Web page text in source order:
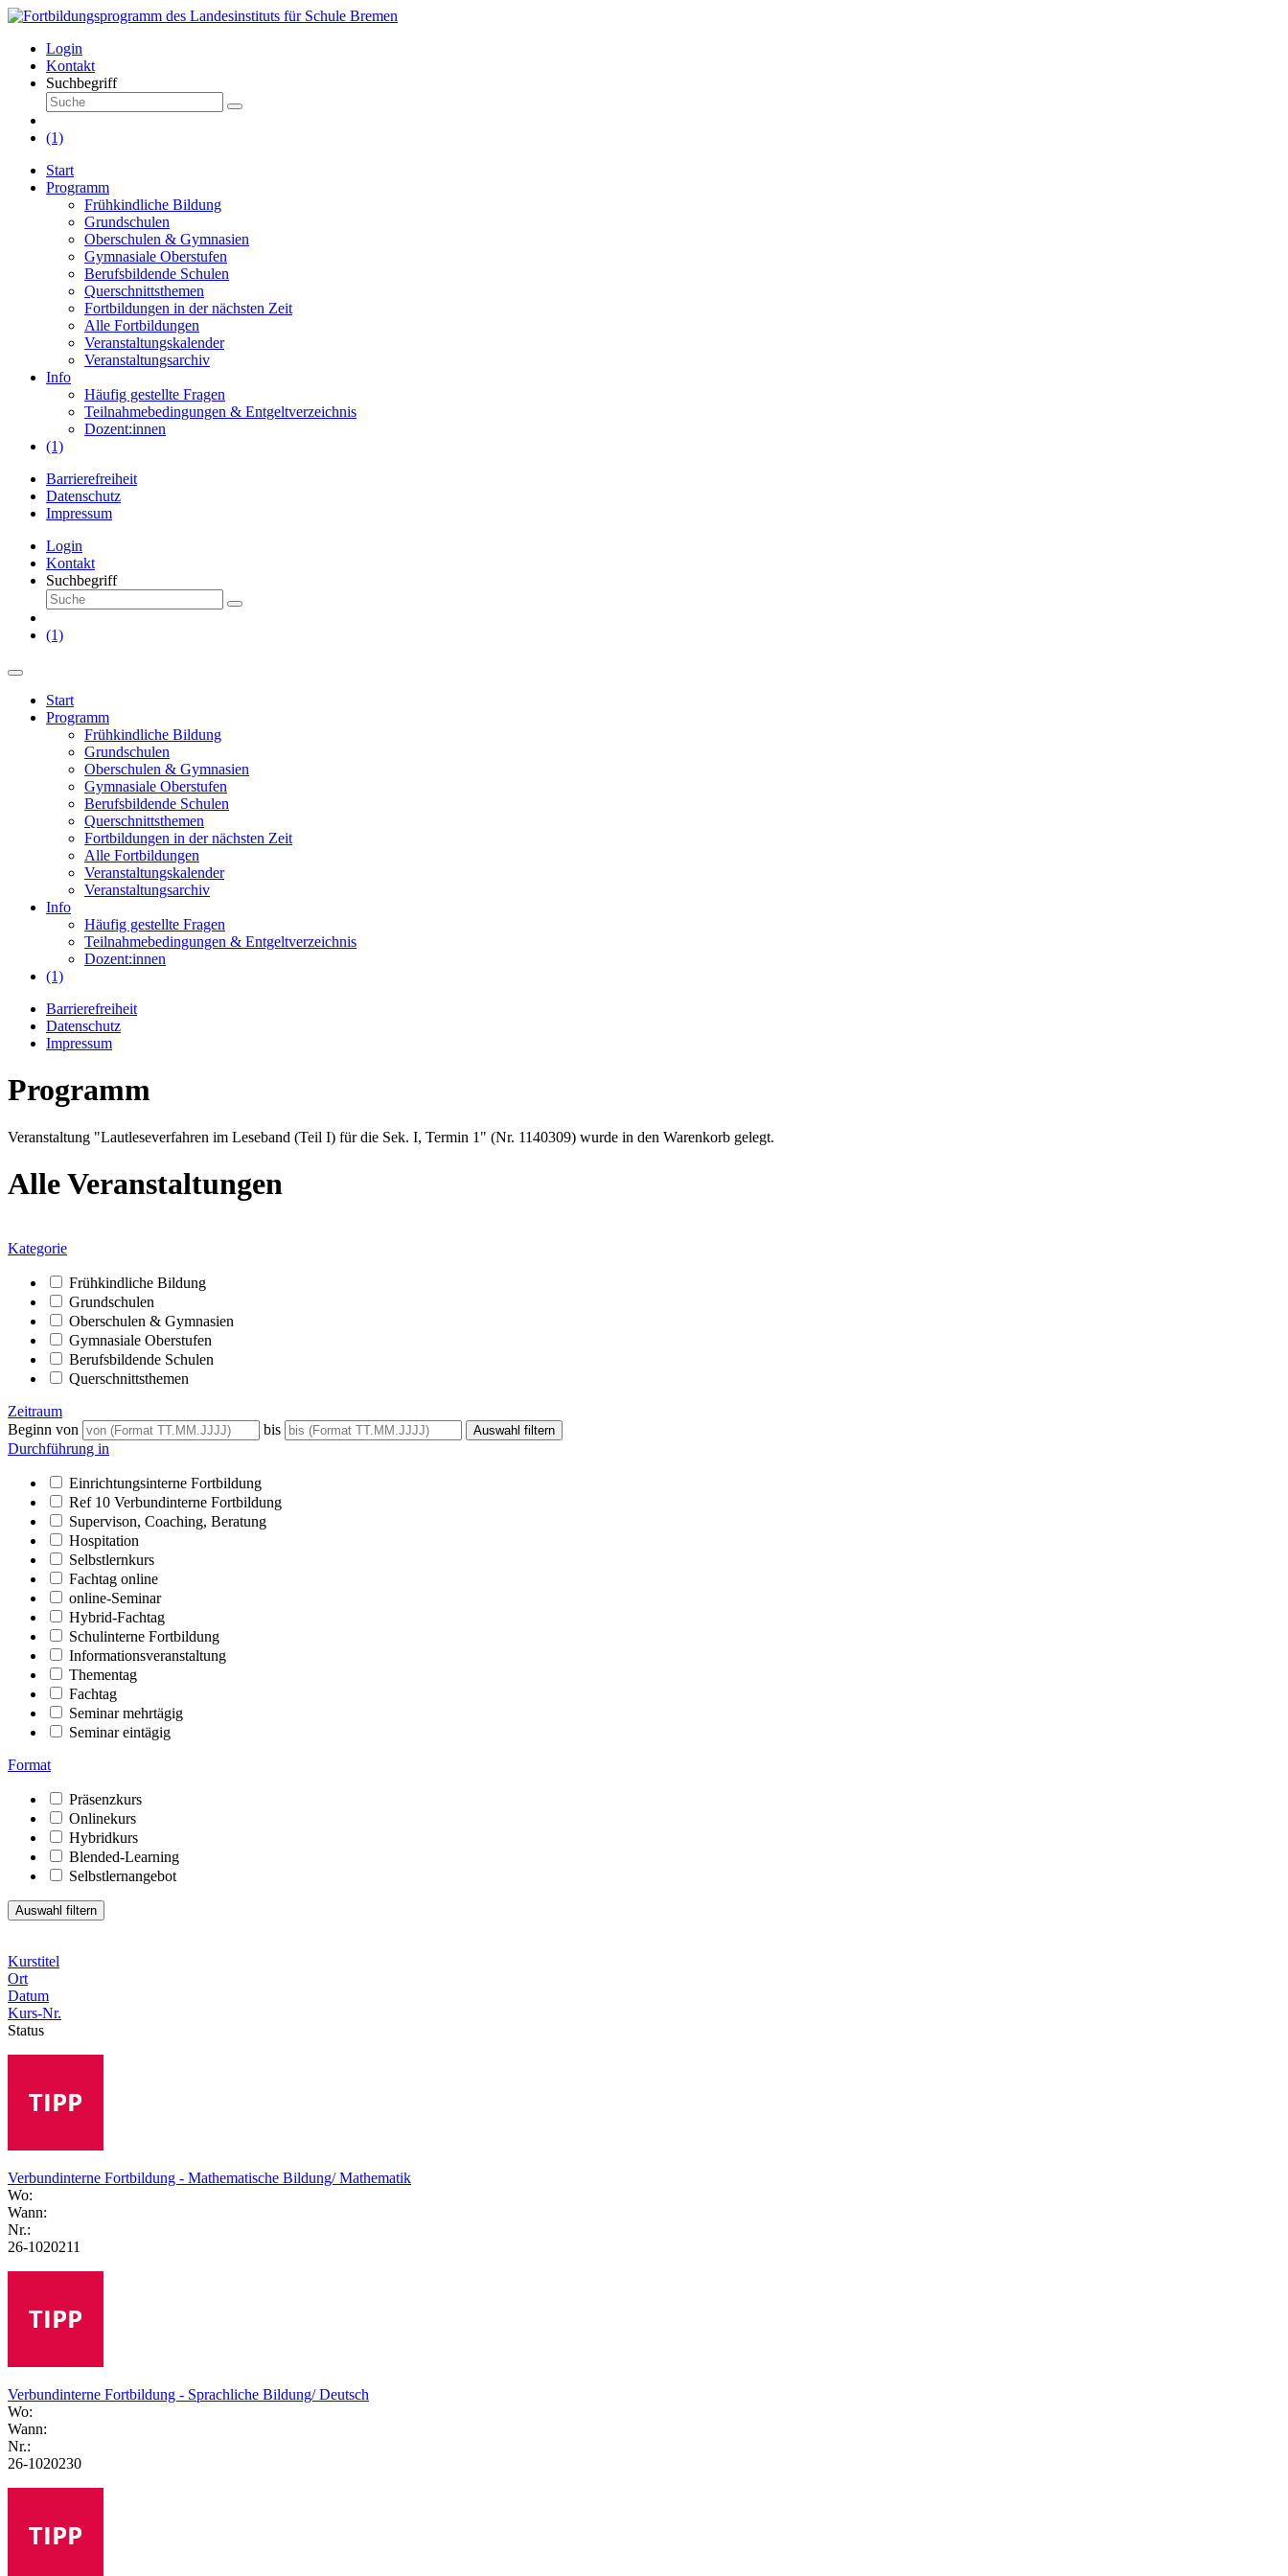
Login
Kontakt
Suchbegriff
(1)
Start
Programm
Frühkindliche Bildung
Grundschulen
Oberschulen & Gymnasien
Gymnasiale Oberstufen
Berufsbildende Schulen
Querschnittsthemen
Fortbildungen in der nächsten Zeit
Alle Fortbildungen
Veranstaltungskalender
Veranstaltungsarchiv
Info
Häufig gestellte Fragen
Teilnahmebedingungen & Entgeltverzeichnis
Dozent:innen
(1)
Barrierefreiheit
Datenschutz
Impressum
Login
Kontakt
Suchbegriff
(1)
Start
Programm
Frühkindliche Bildung
Grundschulen
Oberschulen & Gymnasien
Gymnasiale Oberstufen
Berufsbildende Schulen
Querschnittsthemen
Fortbildungen in der nächsten Zeit
Alle Fortbildungen
Veranstaltungskalender
Veranstaltungsarchiv
Info
Häufig gestellte Fragen
Teilnahmebedingungen & Entgeltverzeichnis
Dozent:innen
(1)
Barrierefreiheit
Datenschutz
Impressum
Programm
Veranstaltung "Lautleseverfahren im Leseband (Teil I) für die Sek. I, Termin 1" (Nr. 1140309) wurde in den Warenkorb gelegt.
Alle Veranstaltungen
Kategorie
Frühkindliche Bildung
Grundschulen
Oberschulen & Gymnasien
Gymnasiale Oberstufen
Berufsbildende Schulen
Querschnittsthemen
Zeitraum
Beginn von
bis
Durchführung in
Einrichtungsinterne Fortbildung
Ref 10 Verbundinterne Fortbildung
Supervison, Coaching, Beratung
Hospitation
Selbstlernkurs
Fachtag online
online-Seminar
Hybrid-Fachtag
Schulinterne Fortbildung
Informationsveranstaltung
Thementag
Fachtag
Seminar mehrtägig
Seminar eintägig
Format
Präsenzkurs
Onlinekurs
Hybridkurs
Blended-Learning
Selbstlernangebot
Kurstitel
Ort
Datum
Kurs-Nr.
Status
Verbundinterne Fortbildung - Mathematische Bildung/ Mathematik
Wo:
Wann:
Nr.:
26-1020211
Verbundinterne Fortbildung - Sprachliche Bildung/ Deutsch
Wo:
Wann:
Nr.:
26-1020230